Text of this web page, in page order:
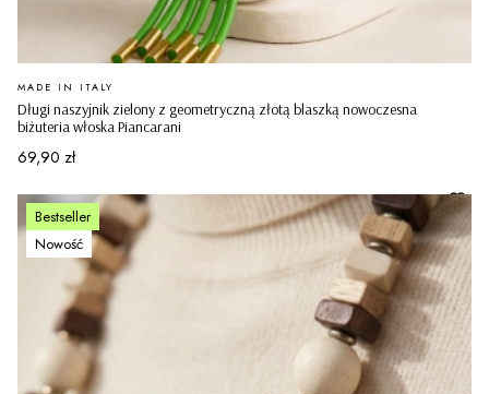
Długi naszyjnik zielony z geometryczną złotą blaszką nowoczesna
biżuteria włoska Piancarani
PRODUCENT
MADE IN ITALY
Cena
69,90 zł
Bestseller
Nowość